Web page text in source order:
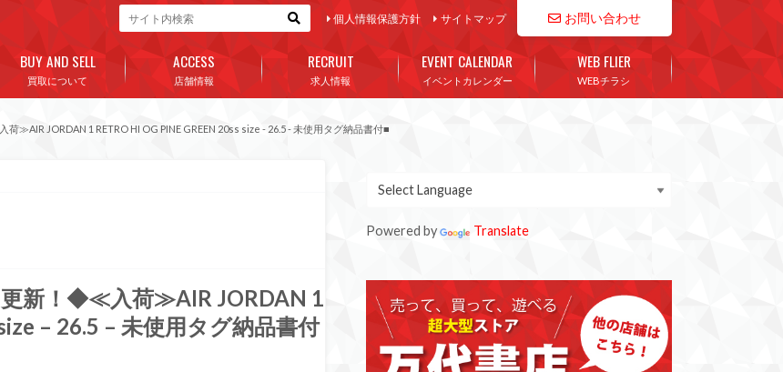
お問い合わせ
個人情報保護方針 サイトマップ
買取について
BUY AND SELL
店舗情報
ACCESS
求人情報
RECRUIT
イベントカレンダー
EVENT CALENDAR
WEBチラシ
WEB FLIER
≫AIR JORDAN 1 RETRO HI OG PINE GREEN 20ss size - 26.5 - 未使用タグ納品書付■
更新！◆≪入荷≫AIR JORDAN 1
– 26.5 – 未使用タグ納品書付
Powered by Translate